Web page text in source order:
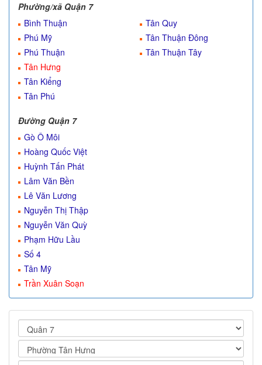
Phường/xã Quận 7
Bình Thuận
Phú Mỹ
Phú Thuận
Tân Hưng
Tân Kiểng
Tân Phú
Tân Quy
Tân Thuận Đông
Tân Thuận Tây
Đường Quận 7
Gò Ô Môi
Hoàng Quốc Việt
Huỳnh Tấn Phát
Lâm Văn Bền
Lê Văn Lương
Nguyễn Thị Thập
Nguyễn Văn Quỳ
Phạm Hữu Lầu
Số 4
Tân Mỹ
Trần Xuân Soạn